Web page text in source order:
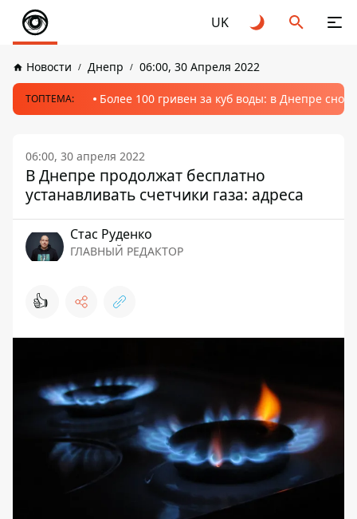
UK
Новости Днепр 06:00, 30 Апреля 2022
ТОПТЕМА: Более 100 гривен за куб воды: в Днепре
06:00, 30 апреля 2022
В Днепре продолжат бесплатно
устанавливать счетчики газа: адреса
Стаc Руденко
ГЛАВНЫЙ РЕДАКТОР
👍